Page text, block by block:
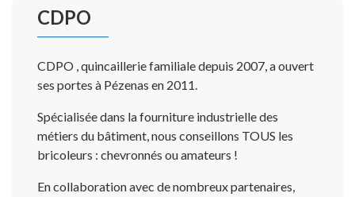
CDPO
CDPO , quincaillerie familiale depuis 2007, a ouvert
ses portes à Pézenas en 2011.
Spécialisée dans la fourniture industrielle des
métiers du bâtiment, nous conseillons TOUS les
bricoleurs : chevronnés ou amateurs !
En collaboration avec de nombreux partenaires,